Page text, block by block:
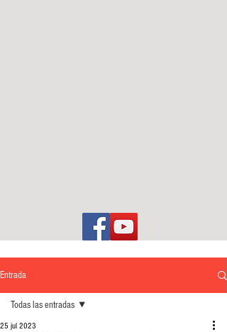
Entrada
Todas las entradas
25 jul 2023